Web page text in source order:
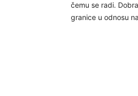
čemu se radi.
granice u odnosu